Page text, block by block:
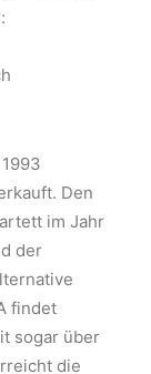
Den
im Jahr
der
findet
sogar über
die